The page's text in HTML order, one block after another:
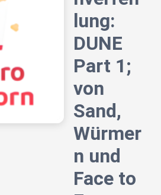
lung:
DUNE
Part 1;
von
Sand,
Würmer
n und
Face to